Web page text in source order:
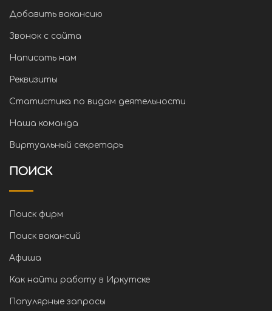
Добавить вакансию
Звонок с сайта
Написать нам
Реквизиты
Статистика по видам деятельности
Наша команда
Виртуальный секретарь
ПОИСК
Поиск фирм
Поиск вакансий
Афиша
Как найти работу в Иркутске
Популярные запросы